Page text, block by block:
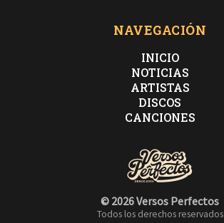
NAVEGACIÓN
INICIO
NOTICIAS
ARTISTAS
DISCOS
CANCIONES
© 2026 Versos Perfectos
Todos los derechos reservados